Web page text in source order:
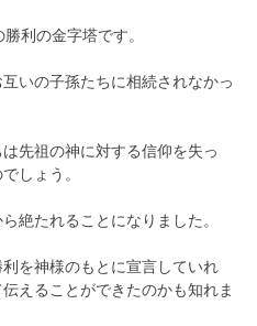
利の金字塔です。
いの子孫たちに相続されなかっ
先祖の神に対する信仰を失っ
しょう。
絶たれることになりました。
を神様のもとに宣言していれ
えることができたのかも知れま